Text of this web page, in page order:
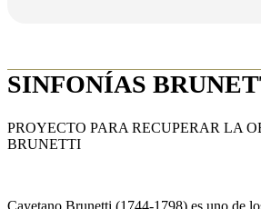
SINFONÍAS
PROYECTO PARA RECUPERAR LA
BRUNETTI